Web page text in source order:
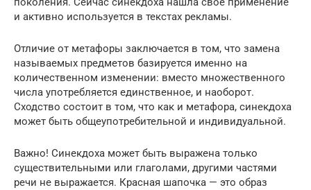
и активно используется в текстах рекламы.
Отличие от метафоры заключается в том, что замена
называемых предметов базируется именно на
количественном изменении: вместо множественного
числа употребляется единственное, и наоборот.
Сходство состоит в том, что как и метафора, синекдоха
может быть общеупотребительной и индивидуальной.
Важно! Синекдоха может быть выражена только
существительными или глаголами, другими частями
речи не выражается. Красная шапочка — это образ